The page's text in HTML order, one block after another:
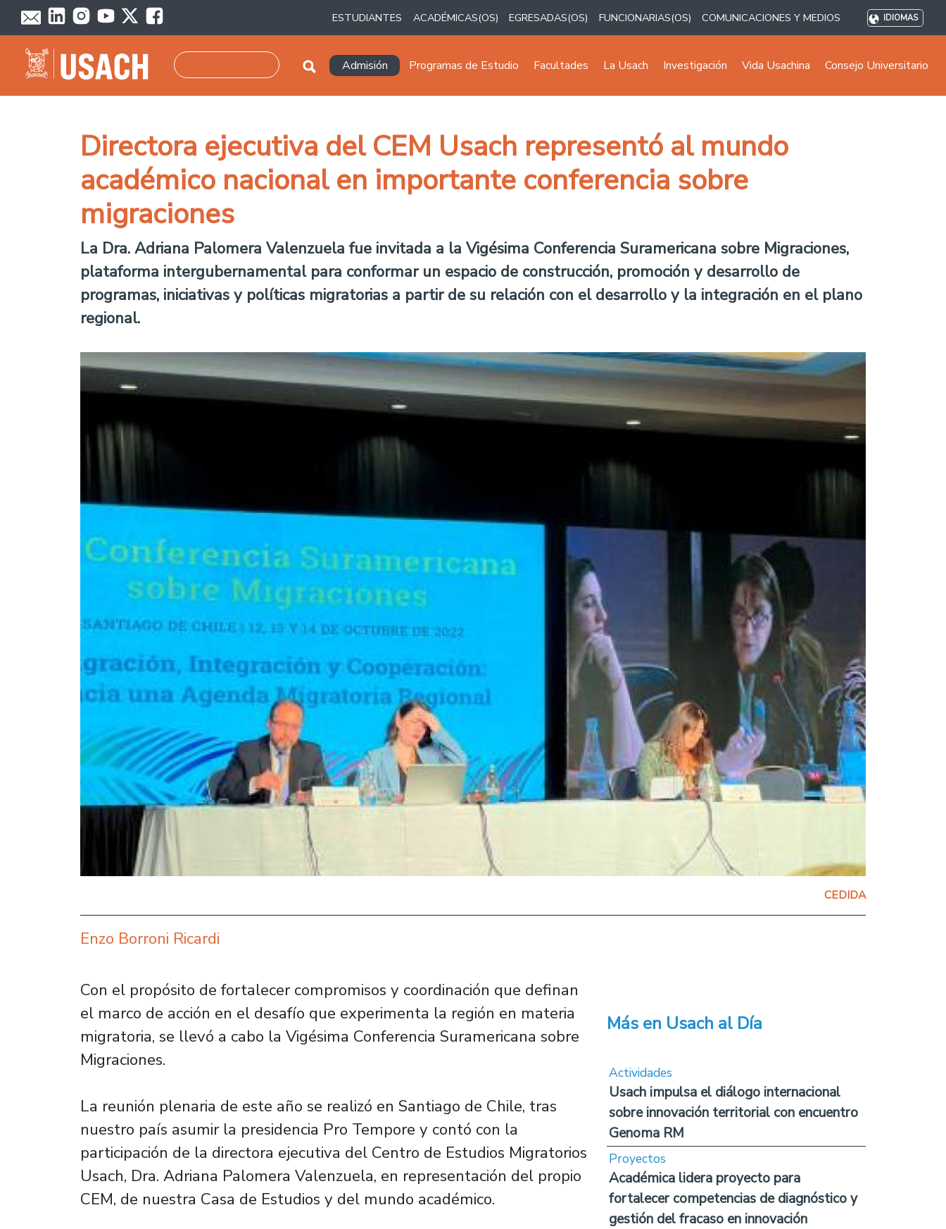
Pasar al contenido principal
ESTUDIANTES ACADÉMICAS(OS) EGRESADAS(OS) FUNCIONARIAS(OS) COMUNICACIONES Y MEDIOS IDIOMAS
Navegación principal
Admisión Programas de Estudio Facultades La Usach Investigación Vida Usachina Consejo Universitario
Directora ejecutiva del CEM Usach representó al mundo
académico nacional en importante conferencia sobre
migraciones
La Dra. Adriana Palomera Valenzuela fue invitada a la Vigésima Conferencia Suramericana sobre Migraciones,
plataforma intergubernamental para conformar un espacio de construcción, promoción y desarrollo de
programas, iniciativas y políticas migratorias a partir de su relación con el desarrollo y la integración en el plano
regional.
CEDIDA
Enzo Borroni Ricardi
Con el propósito de fortalecer compromisos y coordinación que definan
el marco de acción en el desafío que experimenta la región en materia
migratoria, se llevó a cabo la Vigésima Conferencia Suramericana sobre
Migraciones.
La reunión plenaria de este año se realizó en Santiago de Chile, tras
nuestro país asumir la presidencia Pro Tempore y contó con la
participación de la directora ejecutiva del Centro de Estudios Migratorios
Usach, Dra. Adriana Palomera Valenzuela, en representación del propio
CEM, de nuestra Casa de Estudios y del mundo académico.
Más en Usach al Día
Actividades
Usach impulsa el diálogo internacional
sobre innovación territorial con encuentro
Genoma RM
Proyectos
Académica lidera proyecto para
fortalecer competencias de diagnóstico y
gestión del fracaso en innovación